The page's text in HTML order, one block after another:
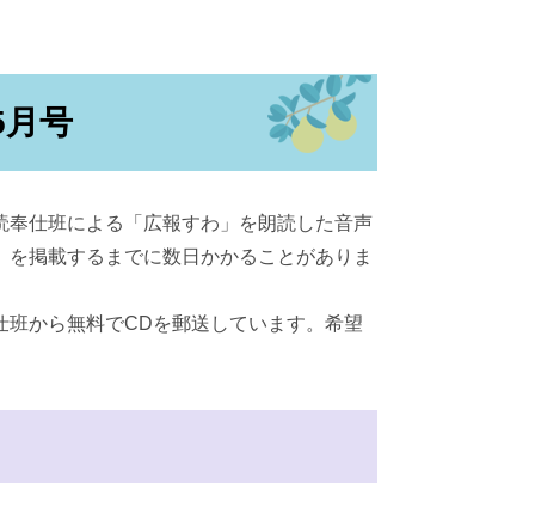
号
仕班による「広報すわ」を朗読した音声
掲載するまでに数日かかることがありま
から無料でCDを郵送しています。希望